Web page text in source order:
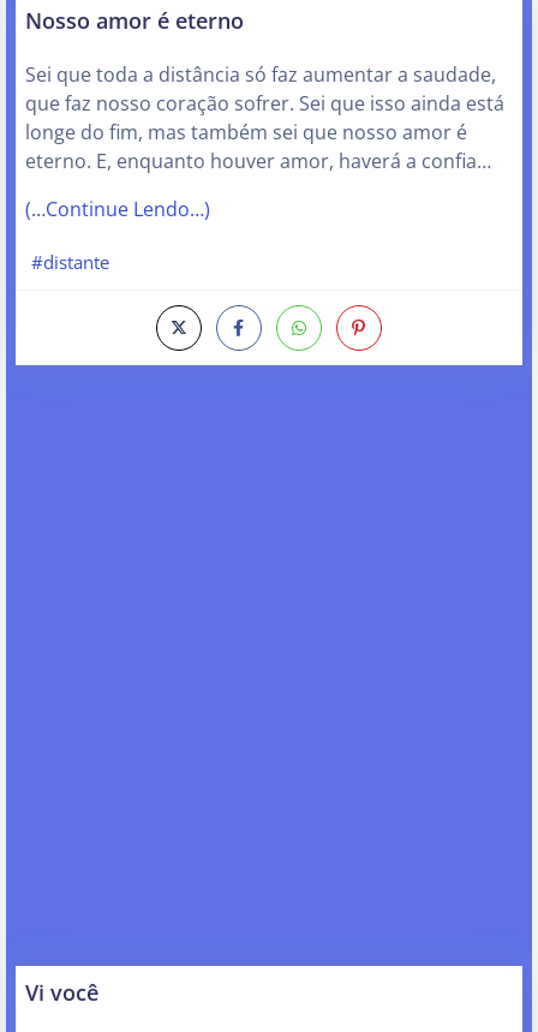
Nosso amor é eterno
Sei que toda a distância só faz aumentar a saudade,
que faz nosso coração sofrer. Sei que isso ainda está
longe do fim, mas também sei que nosso amor é
eterno. E, enquanto houver amor, haverá a confia…
(…Continue Lendo…)
#distante
Vi você